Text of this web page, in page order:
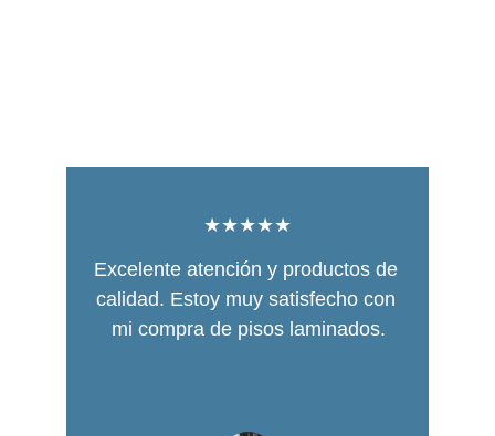
Excelente atención y productos de
calidad. Estoy muy satisfecho con
mi compra de pisos laminados.
★★★★★